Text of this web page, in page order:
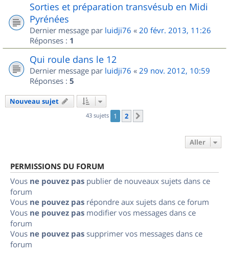
Sorties et préparation transvésub en Midi
Pyrénées
Dernier message par luidji76 « 20 févr. 2013, 11:26
Réponses : 1
Qui roule dans le 12
Dernier message par luidji76 « 29 nov. 2012, 10:59
Réponses : 5
Nouveau sujet
43 sujets 1 2
Aller
PERMISSIONS DU FORUM
Vous ne pouvez pas publier de nouveaux sujets dans ce
forum
Vous ne pouvez pas répondre aux sujets dans ce forum
Vous ne pouvez pas modifier vos messages dans ce
forum
Vous ne pouvez pas supprimer vos messages dans ce
forum